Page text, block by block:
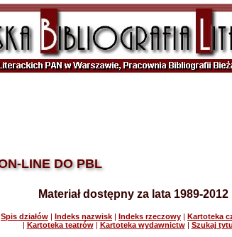
LINE DO PBL
Materiał dostępny za lata 1989-2012
Spis działów | Indeks nazwisk | Indeks rzeczowy | Kartoteka
| Kartoteka teatrów| Kartoteka wydawnictw| Szukaj